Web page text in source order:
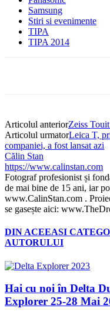
Samsung
Stiri si evenimente
TIPA
TIPA 2014
Articolul anteriorZeiss
Articolul urmatorLeica T,
companiei, a fost lansat azi
Călin Stan
https://www.calinstan.com
Fotograf profesionist și
de mai bine de 15 ani, iar
www.CalinStan.com .
se gasește aici:
DIN ACEEASI
AUTORULUI
Hai cu noi în Delta
Explorer 25-28 Mai